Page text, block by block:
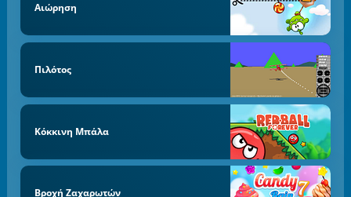
Αιώρηση
Πιλότος
Κόκκινη Μπάλα
Βροχή Ζαχαρωτών